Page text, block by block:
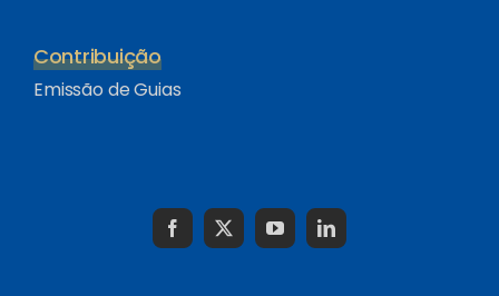
Contribuição
Emissão de Guias